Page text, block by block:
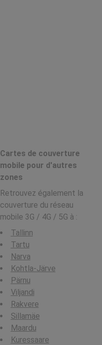
Cartes de couverture
mobile pour d'autres
zones
Retrouvez également la
couverture du réseau
mobile 3G / 4G / 5G à :
Tallinn
Tartu
Narva
Kohtla-Järve
Pärnu
Viljandi
Rakvere
Sillamäe
Maardu
Kuressaare